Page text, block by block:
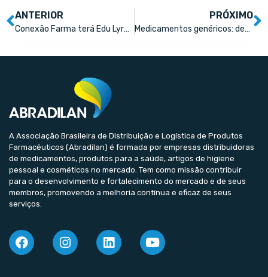
ANTERIOR
Conexão Farma terá Edu Lyra, Izabella Camargo e Edison Tamascia na agenda de palestras da grande plenária
PRÓXIMO
Medicamentos genéricos: descubra os principais benefícios
A Associação Brasileira de Distribuição e Logística de Produtos
Farmacêuticos (Abradilan) é formada por empresas distribuidoras
de medicamentos, produtos para a saúde, artigos de higiene
pessoal e cosméticos no mercado. Tem como missão contribuir
para o desenvolvimento e fortalecimento do mercado e de seus
membros, promovendo a melhoria contínua e eficaz de seus
serviços.